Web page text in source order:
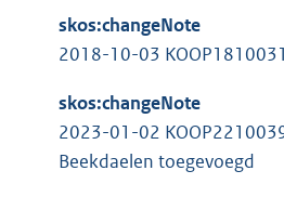
i
n
:
n
l
i
n
skos:changeNote
2018-10-03
skos:changeNote
2023-01-02
Beekdaelen toegevoegd